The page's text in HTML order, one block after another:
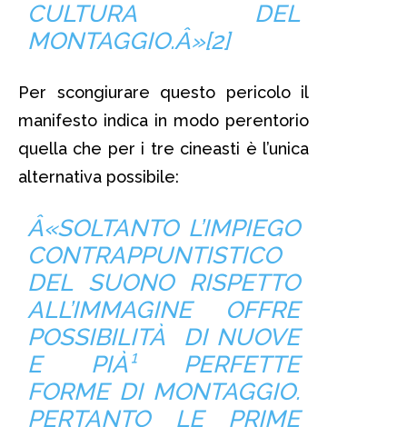
CULTURA DEL
MONTAGGIO.Â»[2]
Per scongiurare questo pericolo il
manifesto indica in modo perentorio
quella che per i tre cineasti è l’unica
alternativa possibile:
Â«SOLTANTO L’IMPIEGO
CONTRAPPUNTISTICO
DEL SUONO RISPETTO
ALL’IMMAGINE OFFRE
POSSIBILITÀ DI NUOVE
E PIÀ¹ PERFETTE
FORME DI MONTAGGIO.
PERTANTO LE PRIME